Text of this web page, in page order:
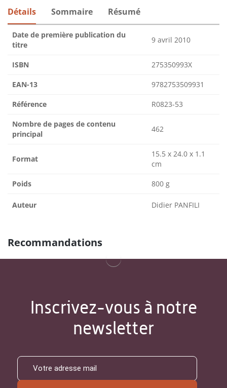
Détails Sommaire Résumé
Date de première publication du
titre
9 avril 2010
ISBN 275350993X
EAN-13 9782753509931
Référence R0823-53
Nombre de pages de contenu
principal
462
Format
15.5 x 24.0 x 1.1
cm
Poids 800 g
Auteur Didier PANFILI
Recommandations
Inscrivez-vous à notre
newsletter